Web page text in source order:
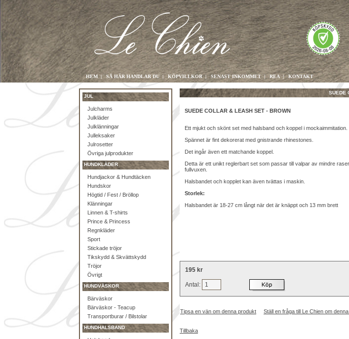
HEM |SÅ HÄR HANDLAR DU | KÖPVILLKOR| SENAST INKOMMET| REA|KONTAKT
JUL
Julcharms
Julkläder
Julklänningar
Julleksaker
Julrosetter
Övriga julprodukter
HUNDKLÄDER
Hundjackor & Hundtäcken
Hundskor
Högtid / Fest / Bröllop
Klänningar
Linnen & T-shirts
Prince & Princess
Regnkläder
Sport
Stickade tröjor
Tikskydd & Skvättskydd
Tröjor
Övrigt
HUNDVÄSKOR
Bärväskor
Bärväskor - Teacup
Transportburar / Bilstolar
HUNDHALSBAND
SUEDE
SUEDE COLLAR & LEASH SET - BROWN
Ett mjukt och skönt set med halsband och koppel i mockaimmitation.
Spännet är fint dekorerat med gnistrande rhinestones.
Det ingår även ett matchande koppel.
Detta är ett unikt reglerbart set som passar till valpar av mindre
fullvuxen.
Halsbandet och kopplet kan även tvättas i maskin.
Storlek:
Halsbandet är 18-27 cm långt när det är knäppt och 13 mm brett
195 kr
Antal:
Tipsa en vän om denna produkt Ställ en fråga till Le Chien om
Tillbaka